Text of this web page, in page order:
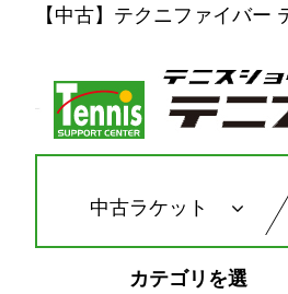
【中古】テクニファイバー
中古ラケット
カテゴリを選